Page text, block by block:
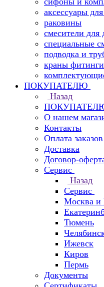
аксессуары
раковины
смесители для
специальные
подводка и
краны
ПОКУПАТЕЛЮ
Назад
О нашем
Контакты
Оплата заказов
Доставка
Договор-
Сервис
Назад
Сервис
Москва
Тюмень
Ижевск
Киров
Пермь
Документы